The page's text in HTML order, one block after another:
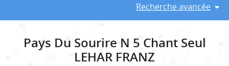
Recherche avancée
Pays Du Sourire N 5 Chant Seul
LEHAR FRANZ